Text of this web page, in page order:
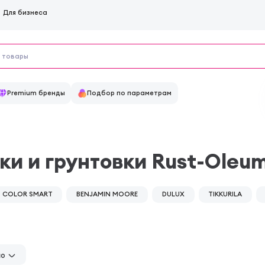
Для бизнеса
Premium бренды Подбор по параметрам
и грунтовки Rust-
COLOR SMART BENJAMIN MOORE DULUX TIKKURILA